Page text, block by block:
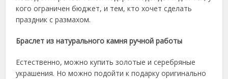
кого ограничен бюджет, и тем, кто хочет сделать
праздник с размахом.
Браслет из натурального камня ручной работы
Естественно, можно купить золотые и серебряные
украшения. Но можно подойти к подарку оригинально